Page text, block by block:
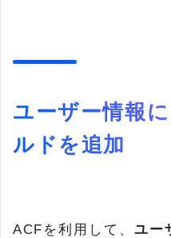
ユーザー情報
ルドを追加
ACFを利用して、 ユー